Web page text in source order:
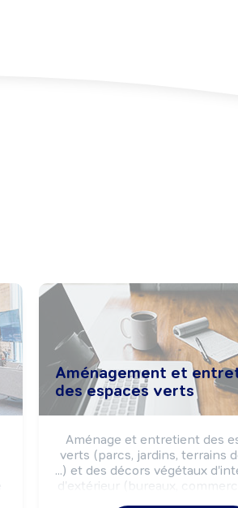
Aménagement et
des espaces verts
Aménage et entretient des
verts (parcs, jardins, terrains
...) et des décors végétaux
d'extérieur (bureaux,